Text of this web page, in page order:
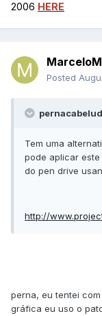
2006 HERE
Posted
Tem uma
pode aplicar este
do pen drive
http://
perna, eu tentei
gráfica eu uso o